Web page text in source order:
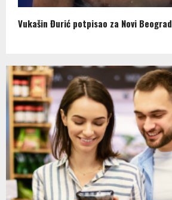
Vukašin Đurić potpisao za Novi Beograd